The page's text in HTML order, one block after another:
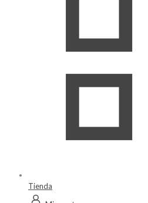
Tienda